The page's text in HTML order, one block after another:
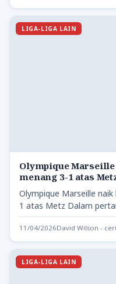
LIGA-LIGA LAIN
Olympique
menang 3-1 atas
Olympique Marseille
1 atas Metz Dalam
Liga Prancis…
11/04/2026David Wilson -
LIGA-LIGA LAIN